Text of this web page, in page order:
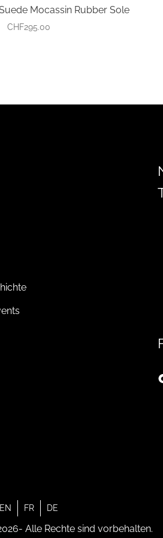
Mocassin Rubber Sole
CHF295.00
EN FR DE
Alle Rechte sind vorbehalten.